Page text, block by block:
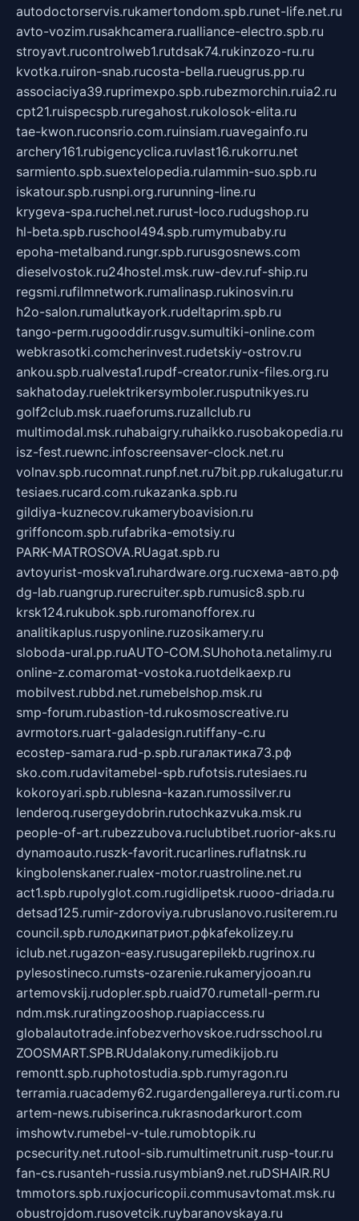
autodoctorservis.rukamertondom.spb.runet-life.net.ru
avto-vozim.rusakhcamera.rualliance-electro.spb.ru
stroyavt.rucontrolweb1.rutdsak74.rukinzozo-ru.ru
kvotka.ruiron-snab.rucosta-bella.rueugrus.pp.ru
associaciya39.ruprimexpo.spb.rubezmorchin.ruia2.ru
cpt21.ruispecspb.ruregahost.rukolosok-elita.ru
tae-kwon.ruconsrio.com.ruinsiam.ruavegainfo.ru
archery161.rubigencyclica.ruvlast16.rukorru.net
sarmiento.spb.suextelopedia.rulammin-suo.spb.ru
iskatour.spb.rusnpi.org.rurunning-line.ru
krygeva-spa.ruchel.net.rurust-loco.rudugshop.ru
hl-beta.spb.ruschool494.spb.rumymubaby.ru
epoha-metalband.rungr.spb.rurusgosnews.com
dieselvostok.ru24hostel.msk.ruw-dev.ruf-ship.ru
regsmi.rufilmnetwork.rumalinasp.rukinosvin.ru
h2o-salon.rumalutkayork.rudeltaprim.spb.ru
tango-perm.rugooddir.rusgv.sumultiki-online.com
webkrasotki.comcherinvest.rudetskiy-ostrov.ru
ankou.spb.rualvesta1.rupdf-creator.runix-files.org.ru
sakhatoday.ruelektrikersymboler.rusputnikyes.ru
golf2club.msk.ruaeforums.ruzallclub.ru
multimodal.msk.ruhabaigry.ruhaikko.rusobakopedia.ru
isz-fest.ruewnc.infoscreensaver-clock.net.ru
volnav.spb.rucomnat.runpf.net.ru7bit.pp.rukalugatur.ru
tesiaes.rucard.com.rukazanka.spb.ru
gildiya-kuznecov.rukameryboavision.ru
griffoncom.spb.rufabrika-emotsiy.ru
PARK-MATROSOVA.RUagat.spb.ru
avtoyurist-moskva1.ruhardware.org.ruсхема-авто.рф
dg-lab.ruangrup.rurecruiter.spb.rumusic8.spb.ru
krsk124.rukubok.spb.ruromanofforex.ru
analitikaplus.ruspyonline.ruzosikamery.ru
sloboda-ural.pp.ruAUTO-COM.SUhohota.netalimy.ru
online-z.comaromat-vostoka.ruotdelkaexp.ru
mobilvest.rubbd.net.rumebelshop.msk.ru
smp-forum.rubastion-td.rukosmoscreative.ru
avrmotors.ruart-galadesign.rutiffany-c.ru
ecostep-samara.rud-p.spb.ruгалактика73.рф
sko.com.rudavitamebel-spb.rufotsis.rutesiaes.ru
kokoroyari.spb.rublesna-kazan.rumossilver.ru
lenderoq.rusergeydobrin.rutochkazvuka.msk.ru
people-of-art.rubezzubova.ruclubtibet.ruorior-aks.ru
dynamoauto.ruszk-favorit.rucarlines.ruflatnsk.ru
kingbolenskaner.rualex-motor.ruastroline.net.ru
act1.spb.rupolyglot.com.rugidlipetsk.ruooo-driada.ru
detsad125.rumir-zdoroviya.rubruslanovo.rusiterem.ru
council.spb.ruлодкипатриот.рфkafekolizey.ru
iclub.net.rugazon-easy.rusugarepilekb.rugrinox.ru
pylesostineco.rumsts-ozarenie.rukameryjooan.ru
artemovskij.rudopler.spb.ruaid70.rumetall-perm.ru
ndm.msk.ruratingzooshop.ruapiaccess.ru
globalautotrade.infobezverhovskoe.rudrsschool.ru
ZOOSMART.SPB.RUdalakony.rumedikijob.ru
remontt.spb.ruphotostudia.spb.rumyragon.ru
terramia.ruacademy62.rugardengallereya.rurti.com.ru
artem-news.rubiserinca.rukrasnodarkurort.com
imshowtv.rumebel-v-tule.rumobtopik.ru
pcsecurity.net.rutool-sib.rumultimetrunit.rusp-tour.ru
fan-cs.rusanteh-russia.rusymbian9.net.ruDSHAIR.RU
tmmotors.spb.ruxjocuricopii.commusavtomat.msk.ru
obustrojdom.rusovetcik.ruybaranovskaya.ru